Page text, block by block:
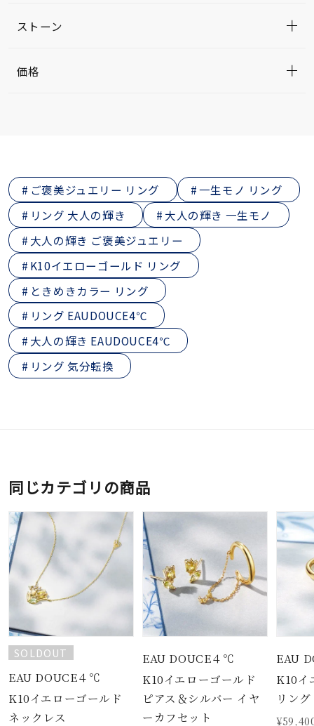
ストーン
価格
ご褒美ジュエリー リング
一生モノ リング
リング 大人の輝き
大人の輝き 一生モノ
大人の輝き ご褒美ジュエリー
K10イエローゴールド リング
ときめきカラー リング
リング EAUDOUCE4℃
大人の輝き EAUDOUCE4℃
リング 気分転換
同じカテゴリの商品
SOLDOUT
EAU DOUCE４℃
K10イエローゴールド
ネックレス
EAU DOUCE４℃
K10イエローゴールド
ピアス＆シルバー イヤ
ーカフセット
EAU
K10イ
リング